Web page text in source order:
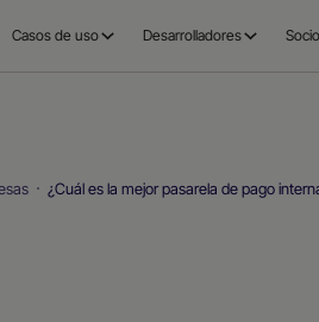
Casos de uso Desarrolladores
¿Cuál es la mejor pasarela de pago